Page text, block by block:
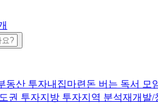
동산 투자내집마련 돈 버는 독서 모
권 투자지방 투자지역 분석재개발/